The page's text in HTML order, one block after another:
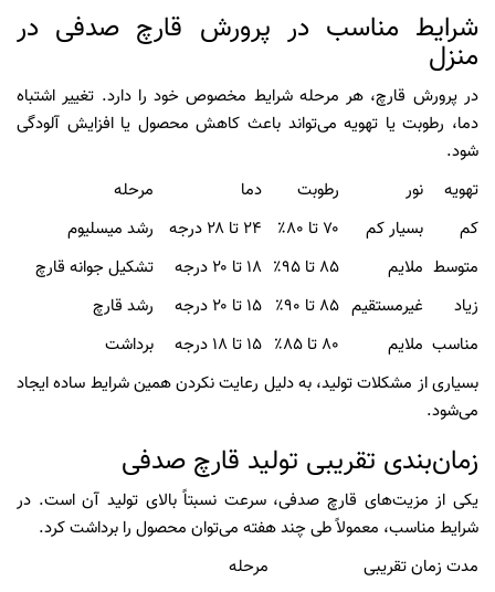
شرایط مناسب در پرورش قارچ صدفی در
منزل
در پرورش قارچ، هر مرحله شرایط مخصوص خود را دارد. تغییر اشتباه
دما، رطوبت یا تهویه می‌تواند باعث کاهش محصول یا افزایش آلودگی
شود.
مرحله
دما رطوبت نور
تهویه
رشد میسلیوم
۲۴ تا ۲۸ درجه ۷۰ تا ۸۰٪ بسیار کم
کم
تشکیل جوانه قارچ
۱۸ تا ۲۰ درجه ۸۵ تا ۹۵٪ ملایم متوسط
رشد قارچ
۱۵ تا ۲۰ درجه ۸۵ تا ۹۰٪ غیرمستقیم
زیاد
برداشت
۱۵ تا ۱۸ درجه ۸۰ تا ۸۵٪ ملایم مناسب
بسیاری از مشکلات تولید، به دلیل رعایت نکردن همین شرایط ساده ایجاد
می‌شود.
زمان‌بندی تقریبی تولید قارچ صدفی
یکی از مزیت‌های قارچ صدفی، سرعت نسبتاً بالای تولید آن است. در
شرایط مناسب، معمولاً طی چند هفته می‌توان محصول را برداشت کرد.
مرحله
مدت زمان تقریبی